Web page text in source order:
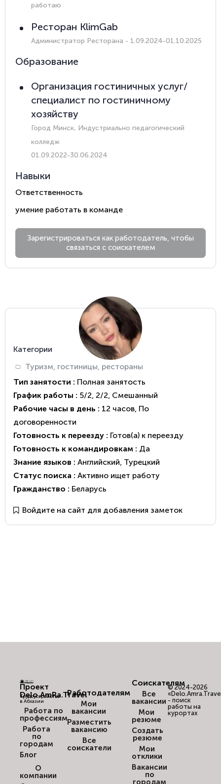
Категории
Туризм, гостиницы, рестораны
Тип занятости : Полная занятость
График работы : 5/2 2/2 Смешанный
Рабочие часы в день : 12 часов По
договоренности
Готовность к переезду : Готов(а) к переезду
Готовность к командировкам : Да
Знание языков : Английский Турецкий
Статус поиска : Активно ищет работу
Гражданство : Беларусь
Войдите на сайт для добавления заметок
работаю
Ресторан KlimGab
Администратор Ресторана - 1.09.2024-01.10.2025
Образование
Организация гостиничных услуг/
специалист по гостиничному
хозяйству
Город Минск, Индустриально педагогический
колледж
01.09.2022-30.06.2024
Навыки
Ответственность
умение работать в команде
Зарегистрироваться как работодатель, чтобы
связаться с соискателем
Проект
Delo.AmRa.Travel
Трудоустройство
в Абхазии
Работа по
профессиям
Работа
по
городам
Блог
О
компании
Работодателям
Мои
вакансии
Разместить
вакансию
Все
соискатели
Соискателям
Все
вакансии
Мои
резюме
Создать
резюме
Мои
отклики
Вакансии
по
городам
© 2024-2026
- поиск
работы на
курортах